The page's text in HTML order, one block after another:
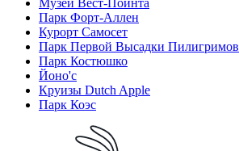
Музей Вест-Пойнта
Парк Форт-Аллен
Курорт Самосет
Парк Первой Высадки Пилигримов
Парк Костюшко
Йоно'с
Круизы Dutch Apple
Парк Коэс